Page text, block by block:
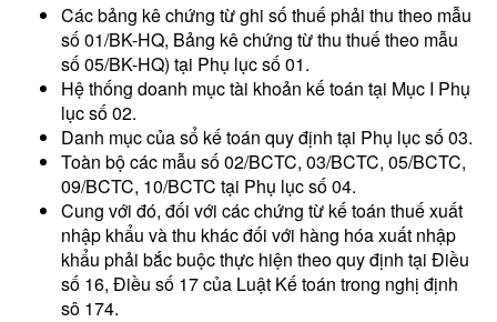
Các bảng kê chứng từ ghi số thuế phải thu theo mẫu
số 01/BK-HQ, Bảng kê chứng từ thu thuế theo mẫu
số 05/BK-HQ) tại Phụ lục số 01.
Hệ thống doanh mục tài khoản kế toán tại Mục I Phụ
lục số 02.
Danh mục của sổ kế toán quy định tại Phụ lục số 03.
Toàn bộ các mẫu số 02/BCTC, 03/BCTC, 05/BCTC,
09/BCTC, 10/BCTC tại Phụ lục số 04.
Cung với đó, đối với các chứng từ kế toán thuế xuất
nhập khẩu và thu khác đối với hàng hóa xuất nhập
khẩu phải bắc buộc thực hiện theo quy định tại Điều
số 16, Điều số 17 của Luật Kế toán trong nghị định
sô 174.